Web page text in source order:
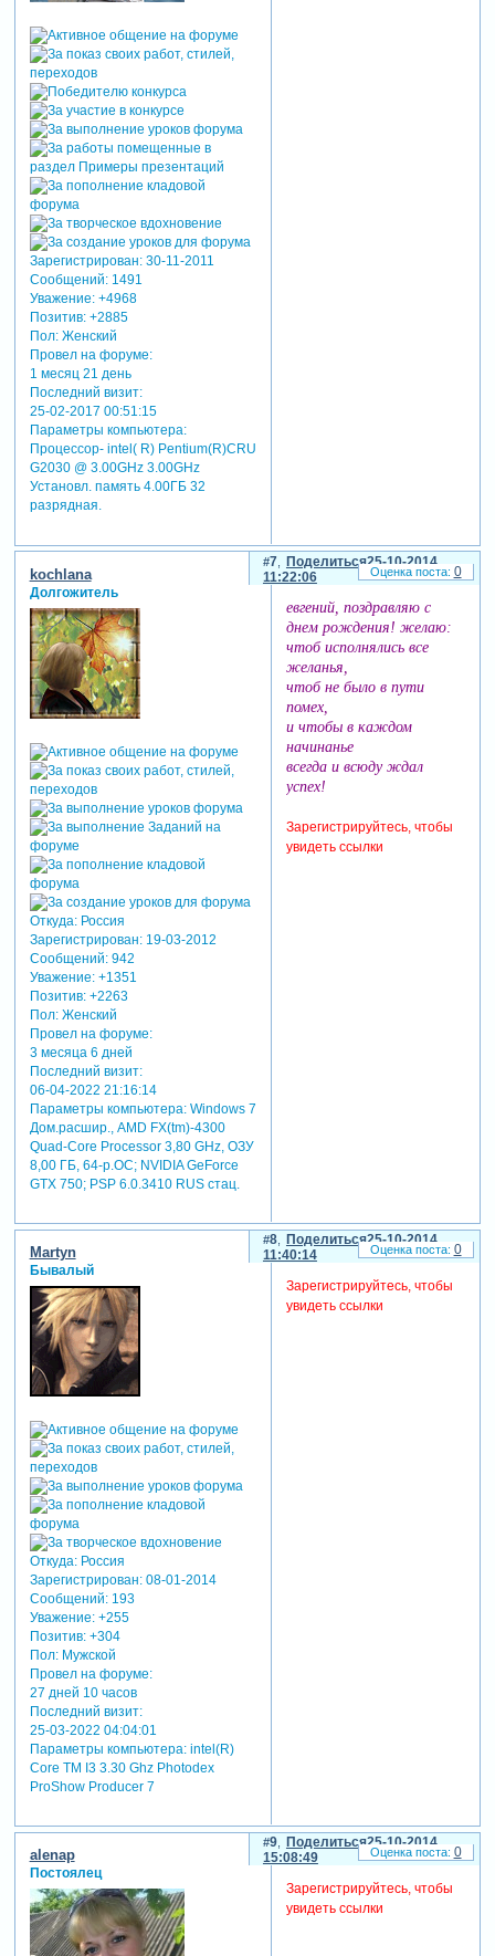
Зарегистрирован: 30-11-2011
Сообщений:1491
Уважение: +4968
Позитив: +2885
Пол:Женский
Провел на форуме:
1 месяц 21 день
Последний визит:
25-02-2017 00:51:15
Параметры компьютера:
Процессор- intel( R) Pentium(R)CRU
G2030 @ 3.00GHz 3.00GHz
Установл. память 4.00ГБ 32
разрядная.
Поделиться
7
25-10-2014
11:22:06
kochlana
Долгожитель
Откуда:Россия
Зарегистрирован: 19-03-2012
Сообщений:942
Уважение: +1351
Позитив: +2263
Пол:Женский
Провел на форуме:
3 месяца 6 дней
Последний визит:
06-04-2022 21:16:14
Параметры компьютера:Windows 7
Дом.расшир., AMD FX(tm)-4300
Quad-Core Processor 3,80 GHz, ОЗУ
8,00 ГБ, 64-р.ОС; NVIDIA GeForce
GTX 750; PSP 6.0.3410 RUS стац.
евгений, поздравляю с
днем рождения! желаю:
чтоб исполнялись все
желанья,
чтоб не было в пути
помех,
и чтобы в каждом
начинанье
всегда и всюду ждал
успех!
Зарегистрируйтесь, чтобы
увидеть ссылки
0
Поделиться
8
25-10-2014
11:40:14
Martyn
Бывалый
Откуда:Россия
Зарегистрирован: 08-01-2014
Сообщений:193
Уважение: +255
Позитив: +304
Пол:Мужской
Провел на форуме:
27 дней 10 часов
Последний визит:
25-03-2022 04:04:01
Параметры компьютера:intel(R)
Core TM I3 3.30 Ghz Photodex
ProShow Producer 7
Зарегистрируйтесь, чтобы
увидеть ссылки
0
Поделиться
9
25-10-2014
15:08:49
alenap
Постоялец
Зарегистрируйтесь, чтобы
увидеть ссылки
0